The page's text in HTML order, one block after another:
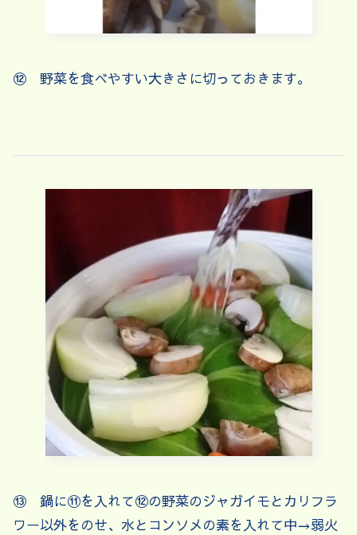
⑫ 野菜を食べやすい大きさに切っておきます。
⑬ 鍋に⑪を入れて⑫の野菜のジャガイモとカリフラ
ワー以外をのせ、水とコンソメの素を入れて中→弱火